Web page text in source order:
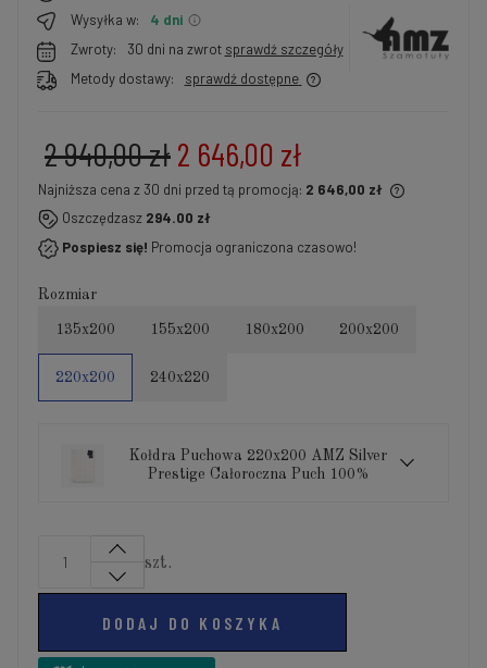
Wysyłka w:
4 dni
Zwroty:
30 dni na zwrot sprawdź szczegóły
Metody dostawy:
sprawdź dostępne
2 646,00 zł
2 940,00 zł
Najniższa cena z 30 dni przed tą promocją: 2 646,00 zł
Jeżeli produkt jest sprzedawany krócej niż 30 dni,
wyświetlana jest najniższa cena od momentu, kiedy
produkt pojawił się w sprzedaży.
Oszczędzasz 294.00 zł
Pospiesz się! Promocja ograniczona czasowo!
Rozmiar
135x200 155x200 180x200 200x200
220x200 240x220
Kołdra Puchowa 220x200 AMZ Silver
Prestige Całoroczna Puch 100%
szt.
DODAJ DO KOSZYKA